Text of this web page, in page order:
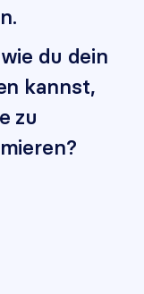
du dein
kannst,
zu